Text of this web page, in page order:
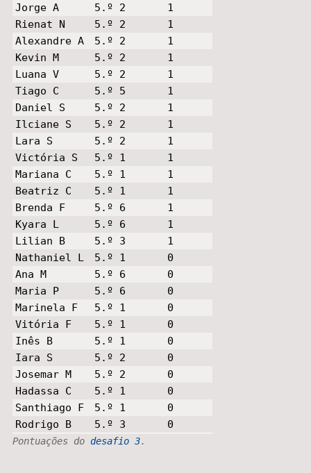
Pontuações do desafio 3.
Jorge A
5.º 2
1
Rienat N
5.º 2
1
Alexandre A
5.º 2
1
Kevin M
5.º 2
1
Luana V
5.º 2
1
Tiago C
5.º 5
1
Daniel S
5.º 2
1
Ilciane S
5.º 2
1
Lara S
5.º 2
1
Victória S
5.º 1
1
Mariana C
5.º 1
1
Beatriz C
5.º 1
1
Brenda F
5.º 6
1
Kyara L
5.º 6
1
Lilian B
5.º 3
1
Nathaniel L
5.º 1
0
Ana M
5.º 6
0
Maria P
5.º 6
0
Marinela F
5.º 1
0
Vitória F
5.º 1
0
Inês B
5.º 1
0
Iara S
5.º 2
0
Josemar M
5.º 2
0
Hadassa C
5.º 1
0
Santhiago F
5.º 1
0
Rodrigo B
5.º 3 0